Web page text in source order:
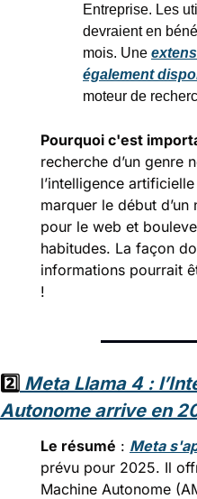
Entreprise. Les
devraient en
mois. Une
également
moteur de
Pourquoi c'est
recherche d’un genre
l’intelligence
marquer le début
pour le web et
habitudes. La façon
informations pourrait
!
2️⃣ Meta Llama 4 :
Autonome arrive en
Le résumé : Meta
prévu pour 2025. Il
Machine Autonome